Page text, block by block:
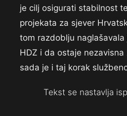
je cilj osigurati stabilnost
projekata za sjever
tom razdoblju
HDZ i da ostaje
sada je i taj korak
Tekst se nastavlja